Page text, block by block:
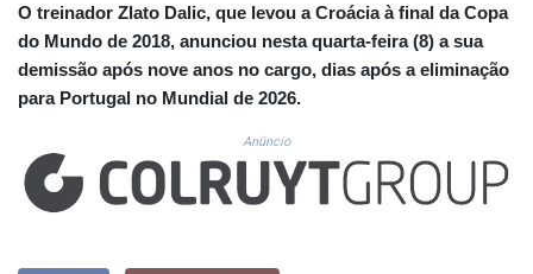
DKK 7.476217
DOP 67.193733
DZD 153.365094
EGP 57.264782
FJD 2.552089
FKP 0.856077
O treinador Zlato Dalic, que levou a Croácia à final da Copa
do Mundo de 2018, anunciou nesta quarta-feira (8) a sua
demissão após nove anos no cargo, dias após a eliminação
para Portugal no Mundial de 2026.
Anúncio